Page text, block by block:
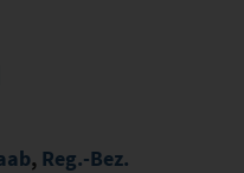
, Reg.-Bez.